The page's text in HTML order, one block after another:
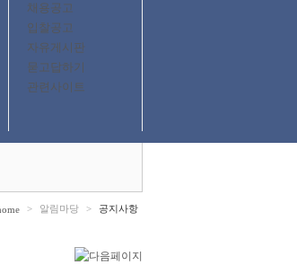
채용공고
입찰공고
자유게시판
묻고답하기
관련사이트
> 알림마당 > 공지사항